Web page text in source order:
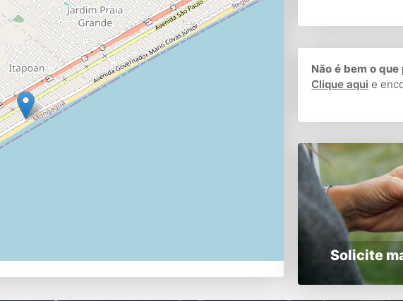
Não é bem o
Clique aqui e
Solicite